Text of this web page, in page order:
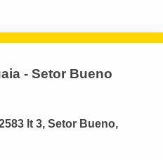
- Setor Bueno
lt 3, Setor Bueno,